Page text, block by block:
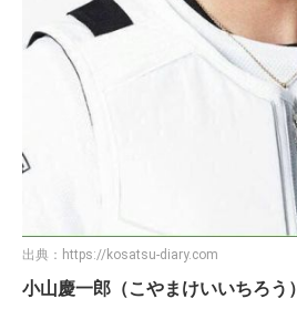
出典： https://kosatsu-diary.com
小山慶一郎（こやまけいいちろう）